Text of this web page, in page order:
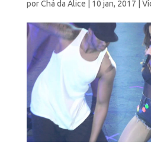
porChá da Alice 10 jan, 2017